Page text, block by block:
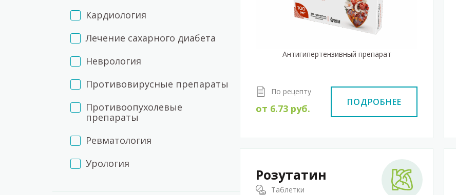
Кардиология
Лечение сахарного диабета
Неврология
Противовирусные препараты
Противоопухолевые
препараты
Ревматология
Урология
Антигипертензивный препарат
По рецепту
от 6.73руб.
ПОДРОБНЕЕ
Розутатин
Таблетки